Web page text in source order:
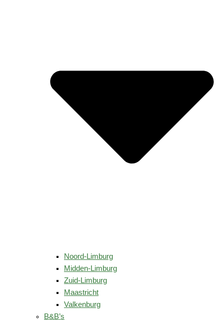
Noord-Limburg
Midden-Limburg
Zuid-Limburg
Maastricht
Valkenburg
B&B’s